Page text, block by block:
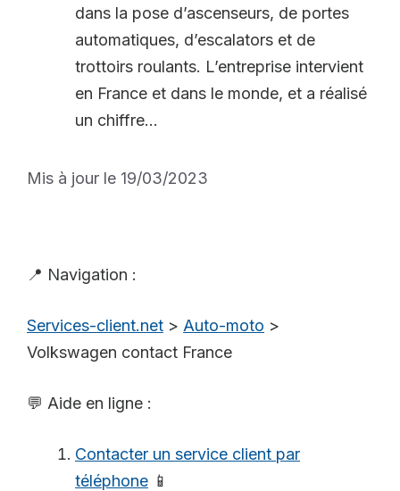
dans la pose d’ascenseurs, de portes
automatiques, d’escalators et de
trottoirs roulants. L’entreprise intervient
en France et dans le monde, et a réalisé
un chiffre...
Mis à jour le 19/03/2023
📍 Navigation :
Services-client.net > Auto-moto >
Volkswagen contact France
💬 Aide en ligne :
Contacter un service client par
téléphone 📱